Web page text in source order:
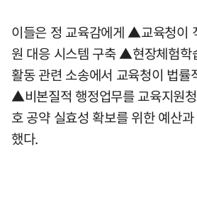
이들은 정 교육감에게 ▲교육청이
원 대응 시스템 구축 ▲현장체험학
활동 관련 소송에서 교육청이 법
▲비본질적 행정업무를 교육지원
호 공약 실효성 확보를 위한 예산
했다.